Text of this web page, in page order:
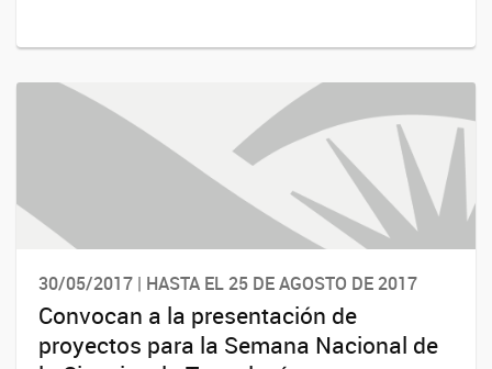
30/05/2017 | HASTA EL 25 DE AGOSTO DE 2017
Convocan a la presentación de
proyectos para la Semana Nacional de